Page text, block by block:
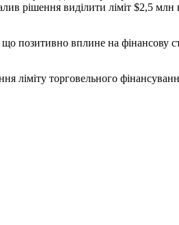
рішення виділити ліміт $2,5 млн
позитивно вплине на фінансову
ліміту торговельного